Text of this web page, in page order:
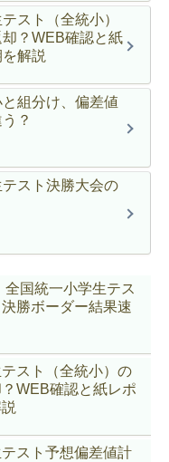
スト（全統小）
？WEB確認と紙
解説
と組分け、偏差値
？
スト決勝大会の
全国統一小学生テス
勝ボーダー結果速
スト（全統小）の
WEB確認と紙レポ
スト予想偏差値計